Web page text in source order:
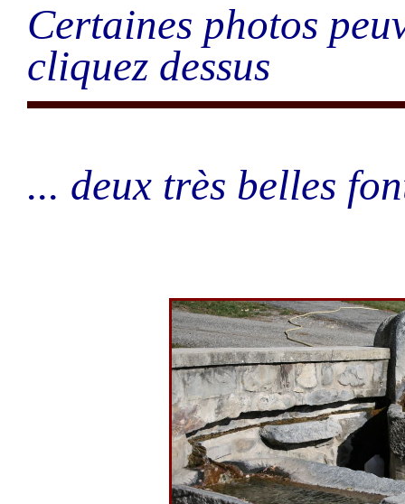
Certaines photos
cliquez dessus
... deux très belles